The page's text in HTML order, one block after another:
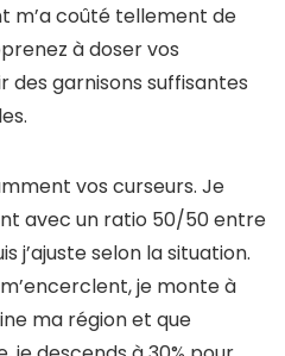
m’a coûté tellement de
à doser vos
des garnisons suffisantes
vos curseurs. Je
avec un ratio 50/50 entre
j’ajuste selon la situation.
je monte à
ma région et que